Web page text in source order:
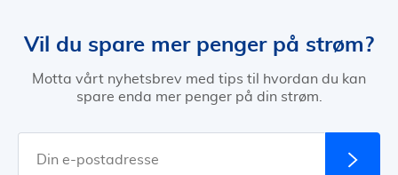
Vil du spare mer penger på strøm?
Motta vårt nyhetsbrev med tips til hvordan du kan
spare enda mer penger på din strøm.